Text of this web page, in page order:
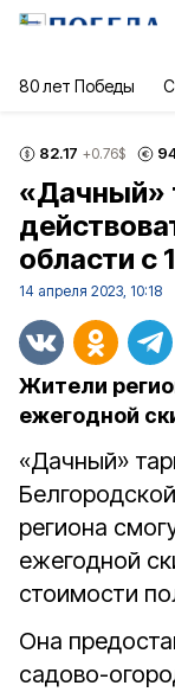
80 лет Победы
82.17 +0.76$
«Дачный»
области с
14 апреля 2023, 10:18
Жители
ежегодной
«Дачный»
региона
ежегодной
стоимости
Она
садово-